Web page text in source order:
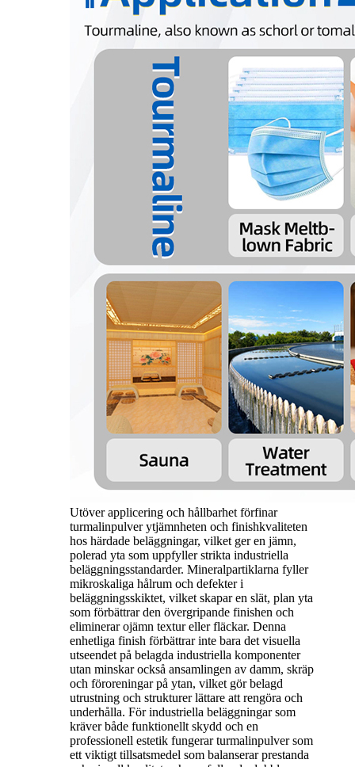
Utöver applicering och hållbarhet förfinar
turmalinpulver ytjämnheten och finishkvaliteten
hos härdade beläggningar, vilket ger en jämn,
polerad yta som uppfyller strikta industriella
beläggningsstandarder. Mineralpartiklarna fyller
mikroskaliga hålrum och defekter i
beläggningsskiktet, vilket skapar en slät, plan yta
som förbättrar den övergripande finishen och
eliminerar ojämn textur eller fläckar. Denna
enhetliga finish förbättrar inte bara det visuella
utseendet på belagda industriella komponenter
utan minskar också ansamlingen av damm, skräp
och föroreningar på ytan, vilket gör belagd
utrustning och strukturer lättare att rengöra och
underhålla. För industriella beläggningar som
kräver både funktionellt skydd och en
professionell estetik fungerar turmalinpulver som
ett viktigt tillsatsmedel som balanserar prestanda